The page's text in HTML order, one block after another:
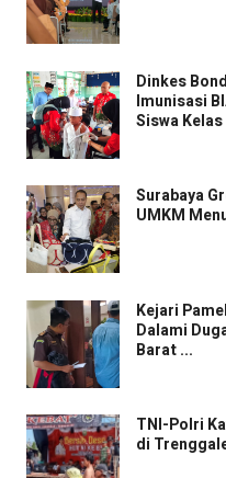
Dinkes
Imunisasi
Siswa
Surabaya
UMKM
Kejari
Dalami
Barat ...
TNI-Polri
di